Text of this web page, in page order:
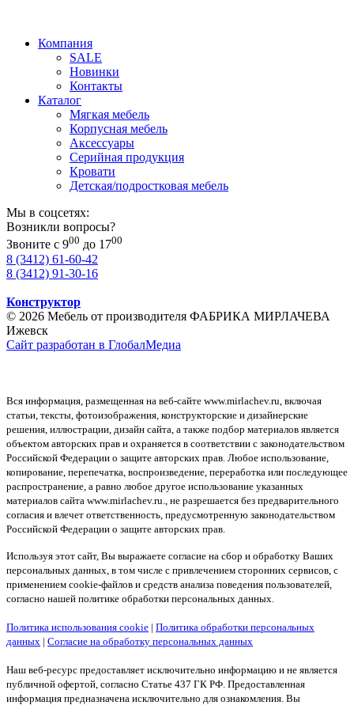
Компания
SALE
Новинки
Контакты
Каталог
Мягкая мебель
Корпусная мебель
Аксессуары
Серийная продукция
Кровати
Детская/подростковая мебель
Мы в соцсетях:
Возникли вопросы?
Звоните с 900 до 1700
8 (3412) 61-60-42
8 (3412) 91-30-16
Конструктор
© 2026 Мебель от производителя ФАБРИКА МИРЛАЧЕВА
Ижевск
Сайт разработан в ГлобалМедиа
Вся информация, размещенная на веб-сайте www.mirlachev.ru, включая
статьи, тексты, фотоизображения, конструкторские и дизайнерские
решения, иллюстрации, дизайн сайта, а также подбор материалов является
объектом авторских прав и охраняется в соответствии с законодательством
Российской Федерации о защите авторских прав. Любое использование,
копирование, перепечатка, воспроизведение, переработка или последующее
распространение, а равно любое другое использование указанных
материалов сайта www.mirlachev.ru., не разрешается без предварительного
согласия и влечет ответственность, предусмотренную законодательством
Российской Федерации о защите авторских прав.
Используя этот сайт, Вы выражаете согласие на сбор и обработку Ваших
персональных данных, в том числе с привлечением сторонних сервисов, с
применением cookie-файлов и средств анализа поведения пользователей,
согласно нашей политике обработки персональных данных.
Политика использования cookie | Политика обработки персональных
данных | Согласие на обработку персональных данных
Наш веб-ресурс предоставляет исключительно информацию и не является
публичной офертой, согласно Статье 437 ГК РФ. Предоставленная
информация предназначена исключительно для ознакомления. Вы